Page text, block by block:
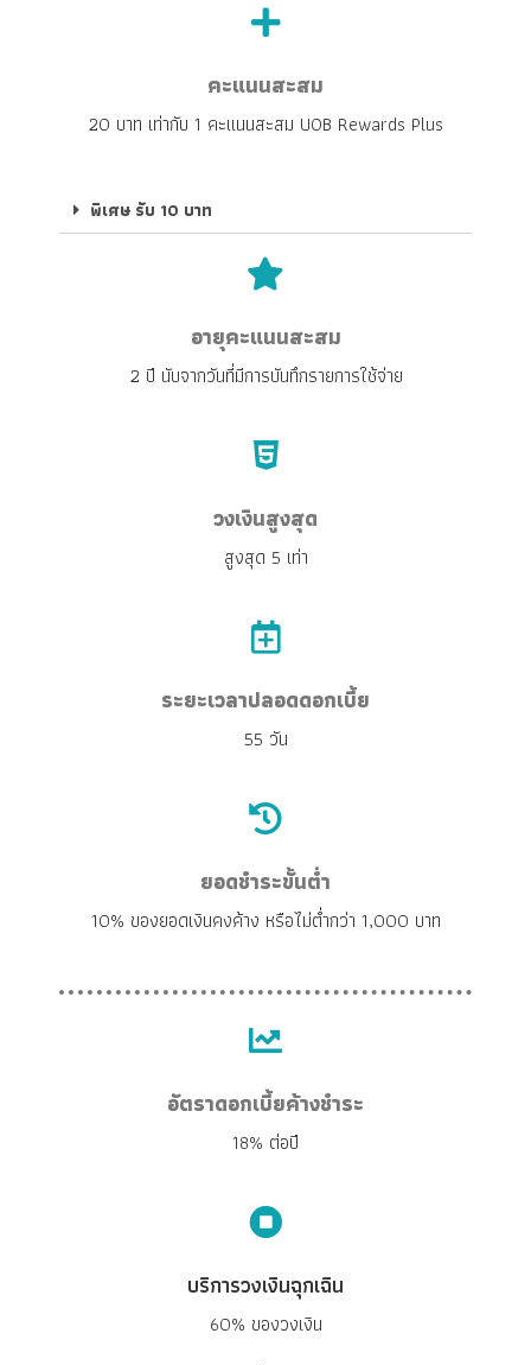
คะแนนสะสม
20 บาท เท่ากับ 1 คะแนนสะสม UOB Rewards Plus
พิเศษ รับ 10 บาท
อายุคะแนนสะสม
2 ปี นับจากวันที่มีการบันทึกรายการใช้จ่าย
วงเงินสูงสุด
สูงสุด 5 เท่า
ระยะเวลาปลอดดอกเบี้ย
55 วัน
ยอดชำระขั้นต่ำ
10% ของยอดเงินคงค้าง หรือไม่ต่ำกว่า 1,000 บาท
อัตราดอกเบี้ยค้างชำระ
18% ต่อปี
บริการวงเงินฉุกเฉิน
60% ของวงเงิน